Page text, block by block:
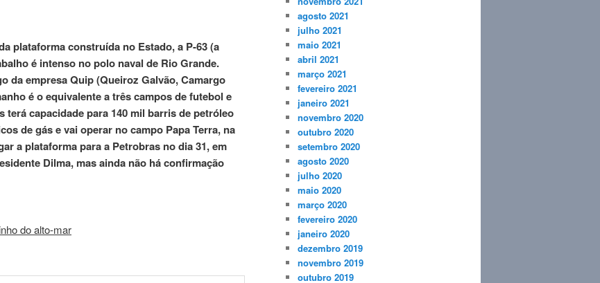
plataforma construída no Estado, a P-63 (a
é intenso no polo naval de Rio Grande.
da empresa Quip (Queiroz Galvão, Camargo
é o equivalente a três campos de futebol e
terá capacidade para 140 mil barris de petróleo
de gás e vai operar no campo Papa Terra, na
a plataforma para a Petrobras no dia 31, em
Dilma, mas ainda não há confirmação
do alto-mar
agosto 2021
julho 2021
maio 2021
abril 2021
março 2021
fevereiro 2021
janeiro 2021
novembro 2020
outubro 2020
setembro 2020
agosto 2020
julho 2020
maio 2020
março 2020
fevereiro 2020
janeiro 2020
dezembro 2019
novembro 2019
outubro 2019